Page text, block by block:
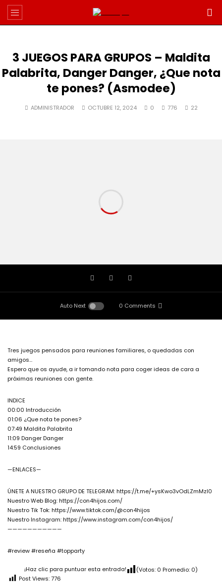
3 JUEGOS PARA GRUPOS – Maldita
Palabrita, Danger Danger, ¿Que nota
te pones? (Asmodee)
ADMINISTRADOR OCTUBRE 12, 2024 0 776 22
Auto Next 0 Comments
Tres juegos pensados para reuniones familiares, o quedadas con
amigos…
Espero que os ayude, a ir tomando nota para coger ideas de cara a
próximas reuniones con gente.
INDICE
00:00 Introducción
01:06 ¿Que nota te pones?
07:49 Maldita Palabrita
11:09 Danger Danger
14:59 Conclusiones
—ENLACES—
ÚNETE A NUESTRO GRUPO DE TELEGRAM: https://t.me/+ysKwo3vOdLZmMzI0
Nuestro Web Blog: https://con4hijos.com/
Nuestro Tik Tok: https://www.tiktok.com/@con4hijos
Nuestro Instagram: https://www.instagram.com/con4hijos/
———————————
#review #reseña #topparty
¡Haz clic para puntuar esta entrada! (Votos: 0 Promedio: 0)
Post Views:776